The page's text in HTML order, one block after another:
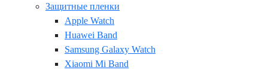
Защитные пленки
Apple Watch
Huawei Band
Samsung Galaxy Watch
Xiaomi Mi Band